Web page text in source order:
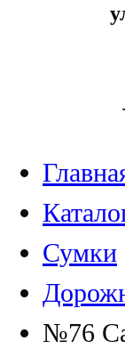
Сумки
№76